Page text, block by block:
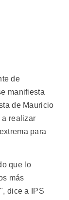
de
manifiesta
de Mauricio
a realizar
para
que lo
más
dice a IPS